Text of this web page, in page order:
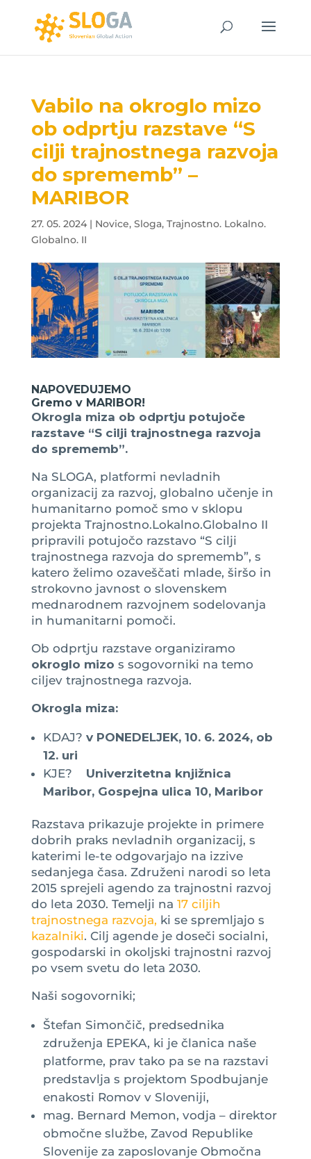
Vabilo na okroglo mizo
ob odprtju razstave “S
cilji trajnostnega razvoja
do sprememb” –
MARIBOR
27. 05. 2024| Novice, Sloga, Trajnostno. Lokalno.
Globalno. II
NAPOVEDUJEMO
Gremo v MARIBOR!
Okrogla miza ob odprtju potujoče
razstave “S cilji trajnostnega razvoja
do sprememb”.
Na SLOGA, platformi nevladnih
organizacij za razvoj, globalno učenje in
humanitarno pomoč smo v sklopu
projekta Trajnostno.Lokalno.Globalno II
pripravili potujočo razstavo “S cilji
trajnostnega razvoja do sprememb”, s
katero želimo ozaveščati mlade, širšo in
strokovno javnost o slovenskem
mednarodnem razvojnem sodelovanja
in humanitarni pomoči.
Ob odprtju razstave organiziramo
okroglo mizo s sogovorniki na temo
ciljev trajnostnega razvoja.
Okrogla miza:
KDAJ? v PONEDELJEK, 10. 6. 2024, ob
12. uri
KJE? Univerzitetna knjižnica
Maribor, Gospejna ulica 10, Maribor
Razstava prikazuje projekte in primere
dobrih praks nevladnih organizacij, s
katerimi le-te odgovarjajo na izzive
sedanjega časa. Združeni narodi so leta
2015 sprejeli agendo za trajnostni razvoj
do leta 2030. Temelji na 17 ciljih
trajnostnega razvoja, ki se spremljajo s
kazalniki. Cilj agende je doseči socialni,
gospodarski in okoljski trajnostni razvoj
po vsem svetu do leta 2030.
Naši sogovorniki;
Štefan Simončič, predsednika
združenja EPEKA, ki je članica naše
platforme, prav tako pa se na razstavi
predstavlja s projektom Spodbujanje
enakosti Romov v Sloveniji,
mag. Bernard Memon, vodja – direktor
območne službe, Zavod Republike
Slovenije za zaposlovanje Območna